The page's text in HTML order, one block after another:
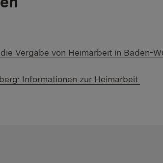
Vergabe von Heimarbeit in Baden-
Informationen zur Heimarbeit